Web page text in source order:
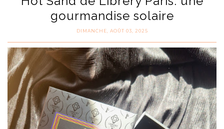
gourmandise solaire
DIMANCHE, AOÛT 03, 2025